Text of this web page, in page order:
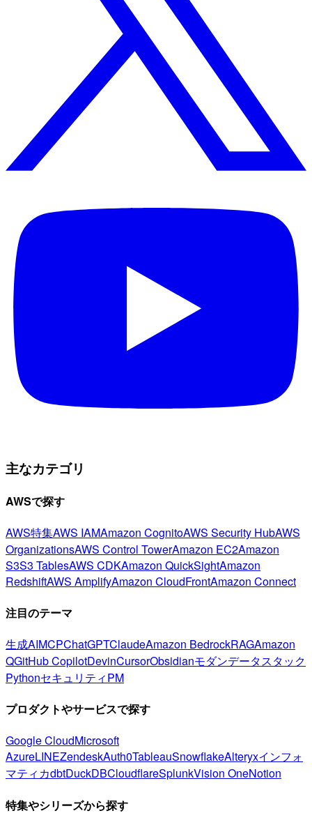
主なカテゴリ
AWSで探す
AWS特集AWS IAMAmazon CognitoAWS Security HubAWS
OrganizationsAWS Control TowerAmazon EC2Amazon
S3S3 TablesAWS CDKAmazon QuickSightAmazon
RedshiftAWS AmplifyAmazon CloudFrontAmazon Connect
注目のテーマ
生成AIMCPChatGPTClaudeAmazon BedrockRAGAmazon
QGitHub CopilotDevinCursorObsidianモダンデータスタック
PythonセキュリティPM
プロダクトやサービスで探す
Google CloudMicrosoft
AzureLINEZendeskAuth0TableauSnowflakeAlteryxインフォ
マティカdbtDuckDBCloudflareSplunkVision OneNotion
特集やシリーズから探す